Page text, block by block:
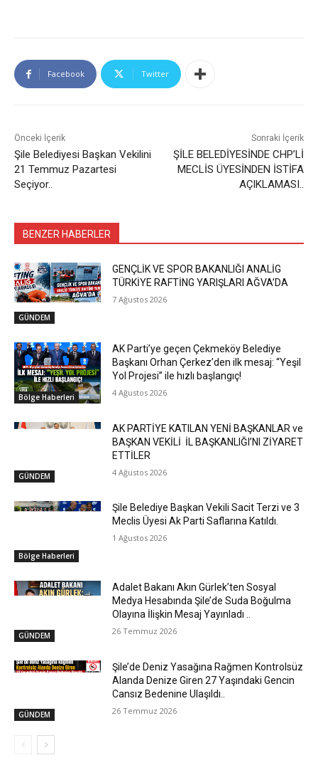
Facebook Twitter
Önceki İçerik
Şile Belediyesi Başkan Vekilini
21 Temmuz Pazartesi
Seçiyor..
Sonraki İçerik
ŞİLE BELEDİYESİNDE CHP’Lİ
MECLİS ÜYESİNDEN İSTİFA
AÇIKLAMASI..
BENZER HABERLER
GÜNDEM
GENÇLİK VE SPOR BAKANLIĞI ANALİG
TÜRKİYE RAFTİNG YARIŞLARI AĞVA’DA
7 Ağustos 2026
Bölge Haberleri
AK Parti’ye geçen Çekmeköy Belediye
Başkanı Orhan Çerkez’den ilk mesaj: “Yeşil
Yol Projesi” ile hızlı başlangıç!
4 Ağustos 2026
GÜNDEM
AK PARTİYE KATILAN YENİ BAŞKANLAR ve
BAŞKAN VEKİLİ İL BAŞKANLIĞI’NI ZİYARET
ETTİLER
4 Ağustos 2026
Bölge Haberleri
Şile Belediye Başkan Vekili Sacit Terzi ve 3
Meclis Üyesi Ak Parti Saflarına Katıldı.
1 Ağustos 2026
GÜNDEM
Adalet Bakanı Akın Gürlek’ten Sosyal
Medya Hesabında Şile’de Suda Boğulma
Olayına İlişkin Mesaj Yayınladı ..
26 Temmuz 2026
GÜNDEM
Şile’de Deniz Yasağına Rağmen Kontrolsüz
Alanda Denize Giren 27 Yaşındaki Gencin
Cansız Bedenine Ulaşıldı..
26 Temmuz 2026